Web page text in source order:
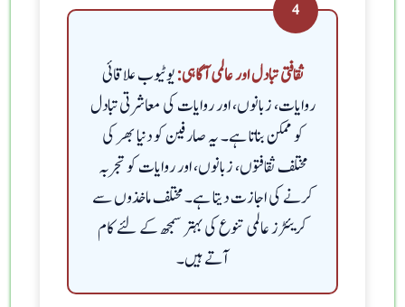
4
ثقافتی تبادل اور عالمی آگاہی:یوٹیوب علاقائی
روایات، زبانوں، اور روایات کی معاشرتی تبادل
کو ممکن بناتا ہے۔ یہ صارفین کو دنیا بھر کی
مختلف ثقافتوں، زبانوں، اور روایات کو تجربہ
کرنے کی اجازت دیتا ہے۔ مختلف ماخذوں سے
کریئٹرز عالمی تنوع کی بہتر سمجھ کے لئے کام
آتے ہیں۔